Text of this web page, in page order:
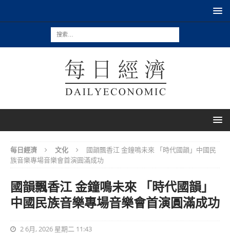
每日經濟 文化
國韻飄香江 金鐘鳴未來 「時代國韻」中國民
族音樂專場音樂會首演圓滿成功
國韻飄香江 金鐘鳴未來 「時代國韻」
中國民族音樂專場音樂會首演圓滿成功
2 6月, 2026 星期二 11:43